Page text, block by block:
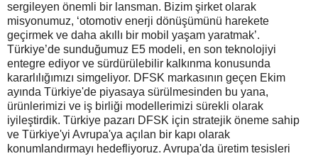
sergileyen önemli bir lansman. Bizim şirket olarak
misyonumuz, ‘otomotiv enerji dönüşümünü harekete
geçirmek ve daha akıllı bir mobil yaşam yaratmak’.
Türkiye’de sunduğumuz E5 modeli, en son teknolojiyi
entegre ediyor ve sürdürülebilir kalkınma konusunda
kararlılığımızı simgeliyor. DFSK markasının geçen Ekim
ayında Türkiye'de piyasaya sürülmesinden bu yana,
ürünlerimizi ve iş birliği modellerimizi sürekli olarak
iyileştirdik. Türkiye pazarı DFSK için stratejik öneme sahip
ve Türkiye'yi Avrupa'ya açılan bir kapı olarak
konumlandırmayı hedefliyoruz. Avrupa'da üretim tesisleri